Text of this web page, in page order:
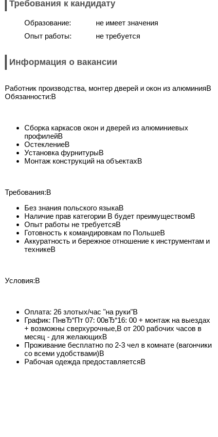
Требования к кандидату
Образование:
Опыт работы:
не имеет значения
не требуется
Информация о вакансии
Работник производства, монтер дверей и окон из алюминияВ
Обязанности:В
Сборка каркасов окон и дверей из алюминиевых
профилейВ
ОстеклениеВ
Установка фурнитурыВ
Монтаж конструкций на объектахВ
Требования:В
Без знания польского языкаВ
Наличие прав категории B будет преимуществомВ
Опыт работы не требуетсяВ
Готовность к командировкам по ПольшеВ
Аккуратность и бережное отношение к инструментам и
техникеВ
Условия:В
Оплата: 26 злотых/час "на руки"В
График: ПнвЂ“Пт 07: 00вЂ“16: 00 + монтаж на выездах
+ возможны сверхурочные,В от 200 рабочих часов в
месяц - для желающихВ
Проживание бесплатно по 2-3 чел в комнате (вагончики
со всеми удобствами)В
Рабочая одежда предоставляетсяВ